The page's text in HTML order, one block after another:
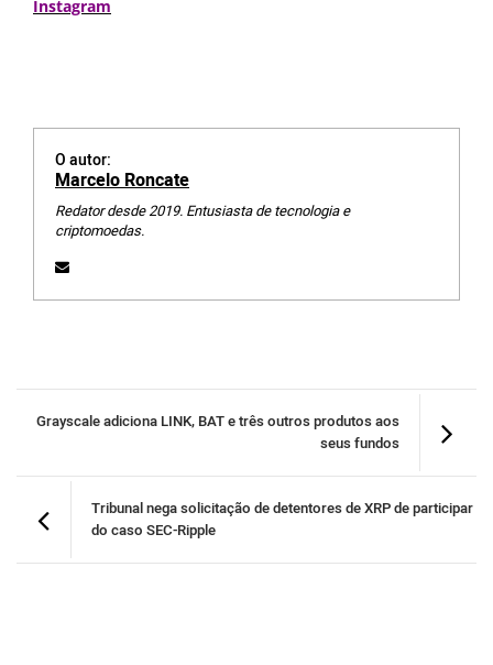
Instagram
O autor:
Marcelo Roncate
Redator desde 2019. Entusiasta de tecnologia e
criptomoedas.
Grayscale adiciona LINK, BAT e três outros produtos aos
seus fundos
Tribunal nega solicitação de detentores de XRP de participar
do caso SEC-Ripple